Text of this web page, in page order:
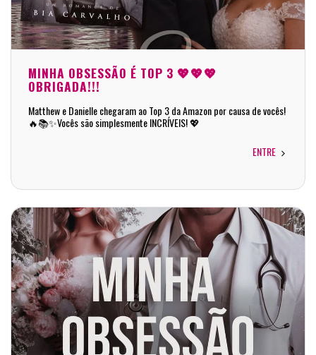
MINHA OBSESSÃO É TOP 3 💖💖💖
OBRIGADA!!!
Matthew e Danielle chegaram ao Top 3 da Amazon por causa de vocês!
🔥📚✨Vocês são simplesmente INCRÍVEIS! 💖
ENTRE